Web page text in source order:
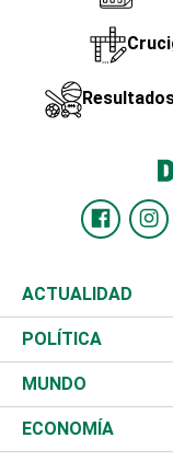
ACTUALIDAD
Nacional
Ciudad
Educación
POLÍTICA
Partidos
JCE
MUNDO
Estados Unidos
ECONOMÍA